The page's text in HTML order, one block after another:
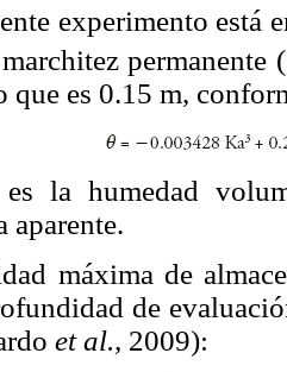
experimento está
permanente
que es 0.15 m,
es la humedad
aparente.
máxima de
de
et al., 2009):